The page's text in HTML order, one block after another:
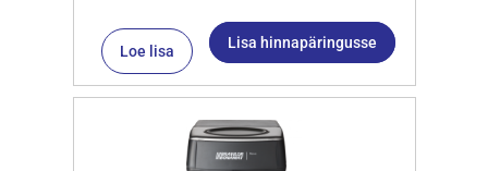
Loe lisa Lisa hinnapäringusse